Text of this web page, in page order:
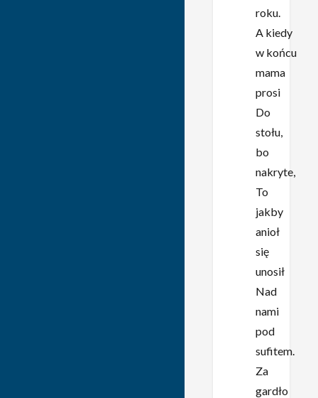
roku.
A kiedy
w końcu
mama
prosi
Do
stołu,
bo
nakryte,
To
jakby
anioł
się
unosił
Nad
nami
pod
sufitem.
Za
gardło